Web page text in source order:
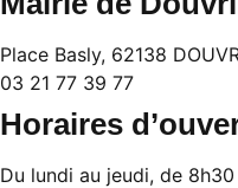
Place Basly, 62138
03 21 77 39 77
Horaires
Du lundi au jeudi, de 8h30